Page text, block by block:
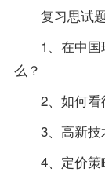
复习思试
1、在中国
么？
2、如何看
3、高新技
4、定价策